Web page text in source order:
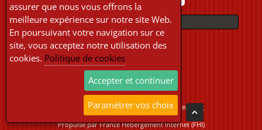
PAIEMENTS
Copyright © 2026 Location Webradio Streaming
Tous droits réservés
Propulsé parFrance Hebergement Internet (FHI)
assurer que nous vous offrons la
meilleure expérience sur notre site Web.
En poursuivant votre navigation sur ce
site, vous acceptez notre utilisation des
cookies. Politique de cookies
Accepter et continuer
Paramétrer vos choix